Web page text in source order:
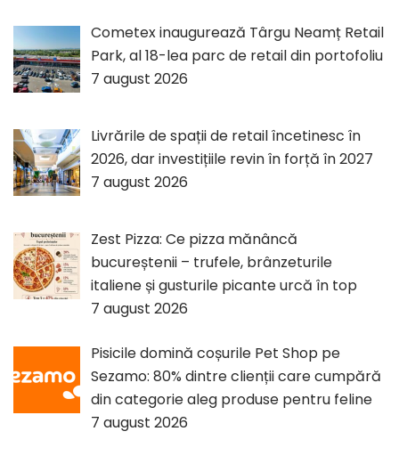
Cometex inaugurează Târgu Neamț Retail
Park, al 18-lea parc de retail din portofoliu
7 august 2026
Livrările de spații de retail încetinesc în
2026, dar investițiile revin în forță în 2027
7 august 2026
Zest Pizza: Ce pizza mănâncă
bucureștenii – trufele, brânzeturile
italiene și gusturile picante urcă în top
7 august 2026
Pisicile domină coșurile Pet Shop pe
Sezamo: 80% dintre clienții care cumpără
din categorie aleg produse pentru feline
7 august 2026